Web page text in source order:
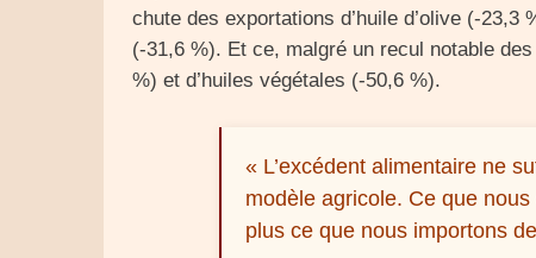
chute des exportations d’huile d’olive (-
(-31,6 %). Et ce, malgré un recul notable
%) et d’huiles végétales (-50,6 %).
« L’excédent alimentaire ne
modèle agricole. Ce que
plus ce que nous importons